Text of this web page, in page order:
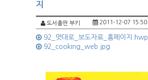
지
도서출판 부키 2011-12-07 15:50
92_멋대로_보도자료_홈페이지.hwp
92_cooking_web.jpg